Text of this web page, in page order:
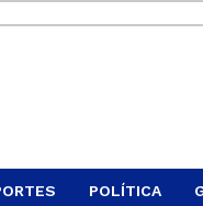
POLÍTICA